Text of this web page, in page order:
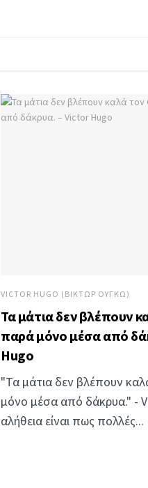
VICTOR HUGO (ΒΊΚΤΩΡ ΟΥΓΚΏ)
Τα μάτια δεν βλέπουν
παρά μόνο μέσα από
Hugo
"Τα μάτια δεν βλέπουν
μόνο μέσα από δάκρυα." -
αλήθεια είναι πως πολλές...